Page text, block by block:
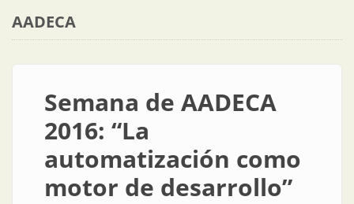
AADECA
Semana de AADECA
2016: “La
automatización como
motor de desarrollo”